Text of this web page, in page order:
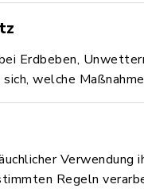
Erdbeben,
welche
Regeln